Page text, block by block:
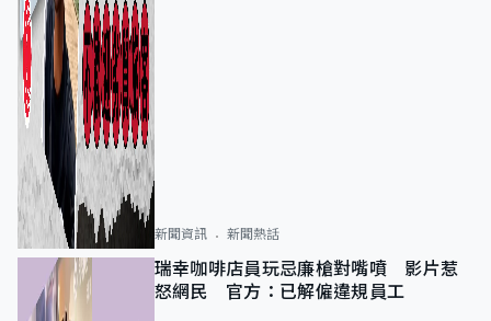
新聞資訊 新聞熱話
瑞幸咖啡店員玩忌廉槍對嘴噴 影片惹
怒網民 官方：已解僱違規員工